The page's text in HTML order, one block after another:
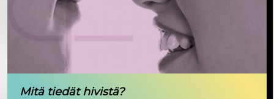
Mitä tiedät hivistä?